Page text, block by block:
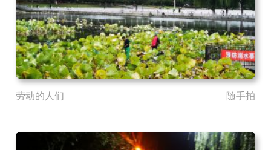
劳动的人们 随手拍